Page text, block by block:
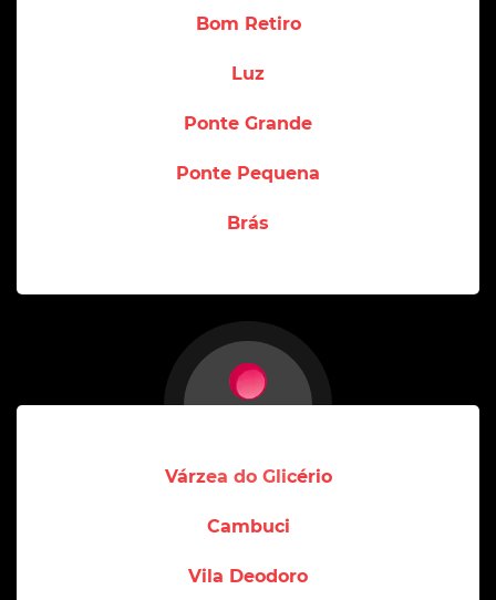
Bom Retiro
Luz
Ponte Grande
Ponte Pequena
Brás
Várzea do Glicério
Cambuci
Vila Deodoro